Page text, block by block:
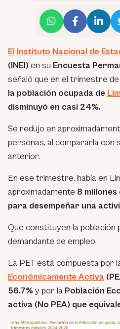
El Instituto Nacional de
(INEI) en su Encuesta
señaló que en el trimestre
la población ocupada de
disminuyó en casi 24%.
Se redujo en
personas, al compararla con
anterior.
En ese trimestre, había en
aproximadamente 8
para desempeñar una
Que constituyen la población
demandante de empleo.
La PET está compuesta por
Económicamente Activa
56.7% y por la Población
activa (No PEA) que